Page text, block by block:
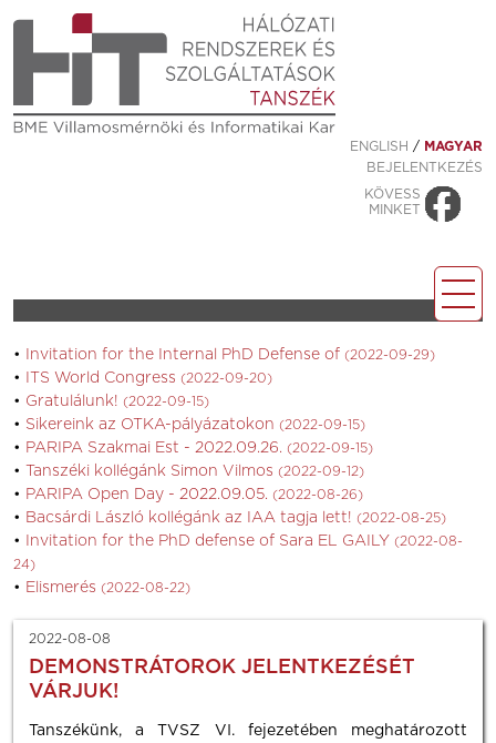
ENGLISH / MAGYAR
BEJELENTKEZÉS
KÖVESS
MINKET
Invitation for the Internal PhD Defense of (2022-09-29)
ITS World Congress (2022-09-20)
Gratulálunk! (2022-09-15)
Sikereink az OTKA-pályázatokon (2022-09-15)
PARIPA Szakmai Est - 2022.09.26. (2022-09-15)
Tanszéki kollégánk Simon Vilmos (2022-09-12)
PARIPA Open Day - 2022.09.05. (2022-08-26)
Bacsárdi László kollégánk az IAA tagja lett! (2022-08-25)
Invitation for the PhD defense of Sara EL GAILY (2022-08-
24)
Elismerés (2022-08-22)
2022-08-08
DEMONSTRÁTOROK JELENTKEZÉSÉT
VÁRJUK!
Tanszékünk, a TVSZ VI. fejezetében meghatározott